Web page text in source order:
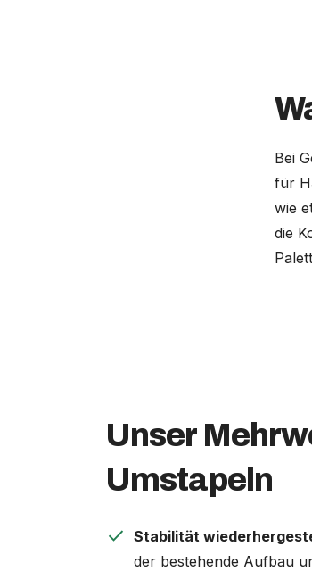
Bei
für
wie
die
Unser
Umstapeln
check Stabilität
der bestehende Aufbau